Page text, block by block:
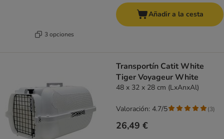
3 opciones
Añadir a la cesta
Transportín Catit White
Tiger Voyageur White
48 x 32 x 28 cm (LxAnxAl)
26,49 €
Valoración: 4.7/5 (3)